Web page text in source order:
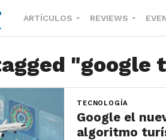
ARTÍCULOS REVIEWS
"google
TECNOLOGÍA
Google el
algoritmo